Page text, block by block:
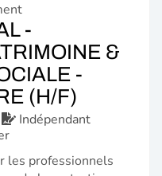
-
&
-
(H/F)
Indépendant
les professionnels